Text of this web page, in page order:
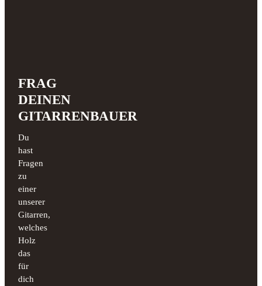
FRAG
DEINEN
GITARRENBAUER
Du
hast
Fragen
zu
einer
unserer
Gitarren,
welches
Holz
das
für
dich